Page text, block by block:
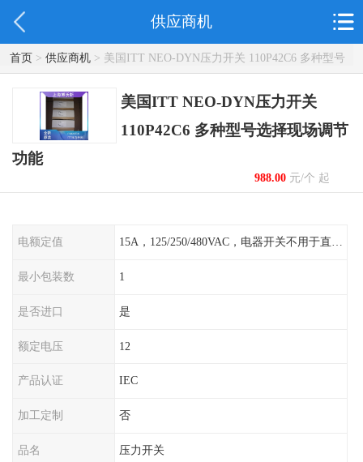
供应商机
首页> 供应商机> 美国ITT NEO-DYN压力开关 110P42C6 多种型号
选择现场调节功能
美国ITT NEO-DYN压力开关
110P42C6 多种型号选择现场调节
功能
988.00元/个 起
电额定值
最小包装数 1
是否进口 是
额定电压 12
产品认证 IEC
加工定制 否
品名 压力开关